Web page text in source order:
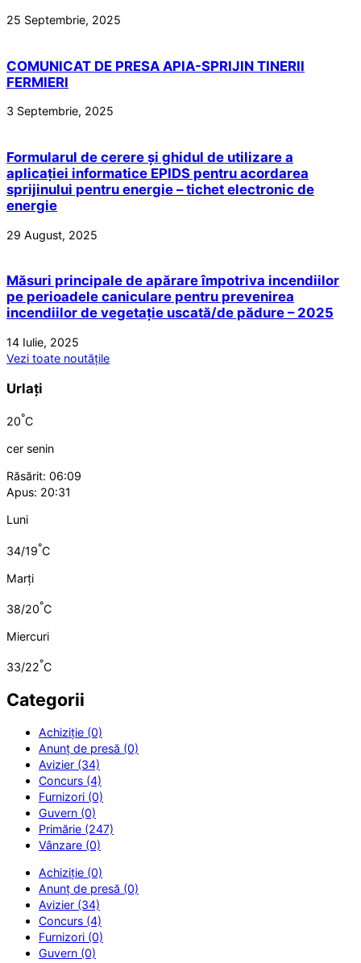
25 Septembrie, 2025
COMUNICAT DE PRESA APIA-SPRIJIN TINERII
FERMIERI
3 Septembrie, 2025
Formularul de cerere și ghidul de utilizare a
aplicației informatice EPIDS pentru acordarea
sprijinului pentru energie – tichet electronic de
energie
29 August, 2025
Măsuri principale de apărare împotriva incendiilor
pe perioadele caniculare pentru prevenirea
incendiilor de vegetație uscată/de pădure – 2025
14 Iulie, 2025
Vezi toate noutățile
Urlați
20°C
cer senin
Răsărit: 06:09
Apus: 20:31
Luni
34/19°C
Marți
38/20°C
Miercuri
33/22°C
Categorii
Achiziție (0)
Anunț de presă (0)
Avizier (34)
Concurs (4)
Furnizori (0)
Guvern (0)
Primărie (247)
Vânzare (0)
Achiziție (0)
Anunț de presă (0)
Avizier (34)
Concurs (4)
Furnizori (0)
Guvern (0)